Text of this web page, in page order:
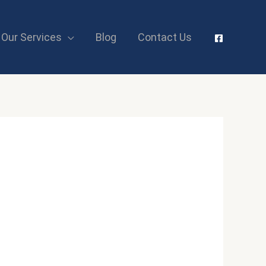
Our Services Blog Contact Us